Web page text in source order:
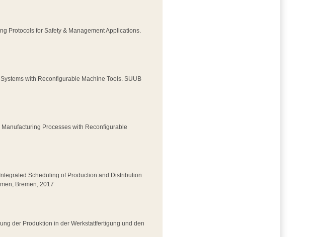
Protocols for Safety & Management Applications.
with Reconfigurable Machine Tools. SUUB
Processes with Reconfigurable
Scheduling of Production and Distribution
Bremen, 2017
der Produktion in der Werkstattfertigung und den